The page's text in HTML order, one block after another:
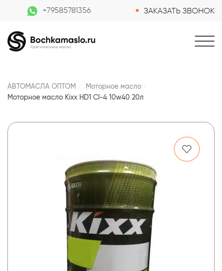
+79585781356 ЗАКАЗАТЬ ЗВОНОК
АВТОМАСЛА ОПТОМ
Моторное масло
Моторное масло Kixx HD1 CI-4 10w40 20л